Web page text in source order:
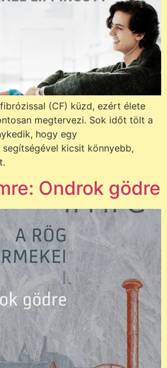
(CF) küzd, ezért élete
megtervezi. Sok időt tölt a
hogy egy
kicsit könnyebb,
Ondrok gödre